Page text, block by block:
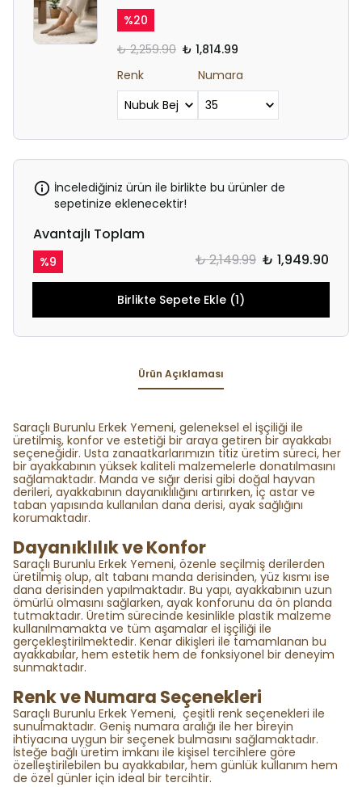
%20
₺ 2,259.90 ₺ 1,814.99
Renk
Numara
İncelediğiniz ürün ile birlikte bu ürünler de
sepetinize eklenecektir!
Avantajlı Toplam
%9 ₺ 2,149.99 ₺ 1,949.90
Birlikte Sepete Ekle (1)
Ürün Açıklaması
Saraçlı Burunlu Erkek Yemeni, geleneksel el işçiliği ile
üretilmiş, konfor ve estetiği bir araya getiren bir ayakkabı
seçeneğidir. Usta zanaatkarlarımızın titiz üretim süreci, her
bir ayakkabının yüksek kaliteli malzemelerle donatılmasını
sağlamaktadır. Manda ve sığır derisi gibi doğal hayvan
derileri, ayakkabının dayanıklılığını artırırken, iç astar ve
taban yapısında kullanılan dana derisi, ayak sağlığını
korumaktadır.
Dayanıklılık ve Konfor
Saraçlı Burunlu Erkek Yemeni, özenle seçilmiş derilerden
üretilmiş olup, alt tabanı manda derisinden, yüz kısmı ise
dana derisinden yapılmaktadır. Bu yapı, ayakkabının uzun
ömürlü olmasını sağlarken, ayak konforunu da ön planda
tutmaktadır. Üretim sürecinde kesinlikle plastik malzeme
kullanılmamakta ve tüm aşamalar el işçiliği ile
gerçekleştirilmektedir. Kenar dikişleri ile tamamlanan bu
ayakkabılar, hem estetik hem de fonksiyonel bir deneyim
sunmaktadır.
Renk ve Numara Seçenekleri
Saraçlı Burunlu Erkek Yemeni, çeşitli renk seçenekleri ile
sunulmaktadır. Geniş numara aralığı ile her bireyin
ihtiyacına uygun bir seçenek bulmasını sağlamaktadır.
İsteğe bağlı üretim imkanı ile kişisel tercihlere göre
özelleştirilebilen bu ayakkabılar, hem günlük kullanım hem
de özel günler için ideal bir tercihtir.